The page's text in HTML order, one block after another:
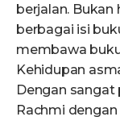
berjalan.
berbagai isi
membawa
Kehidupan
Dengan sangat
Rachmi